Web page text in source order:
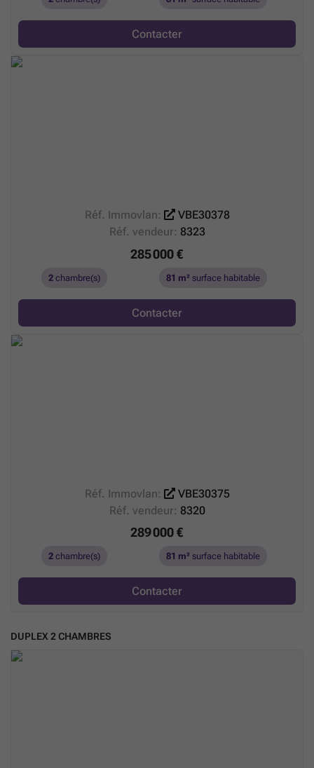
Contacter
Réf. Immovlan:
VBE30378
Réf. vendeur: 8323
285 000 €
2 chambre(s) 81 m² surface habitable
Contacter
Réf. Immovlan:
VBE30375
Réf. vendeur: 8320
289 000 €
2 chambre(s) 81 m² surface habitable
Contacter
DUPLEX 2 CHAMBRES